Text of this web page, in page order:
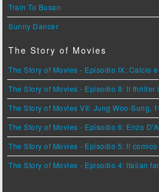
Train To Busan
Sunny Dancer
The Story of Movies
The Story of Movies - Episodio IX: Calcio
The Story of Movies - Episodio 8: Il thriller
The Story of Movies VII: Jung Woo-Sung,
The Story of Movies - Episodio 6: Enzo
The Story of Movies - Episodio 5: Il
The Story of Movies - Episodio 4: Italian